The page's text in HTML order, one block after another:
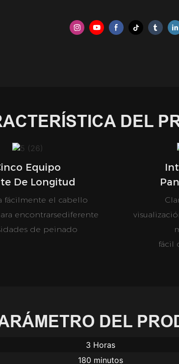
DEL
Equipo
De Longitud
fácilmente el cabello
encontrarsediferente
de peinado
fácil
DEL
3 Horas
180 minutos